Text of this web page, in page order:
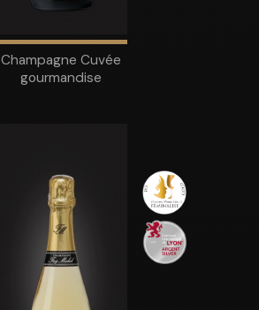
Champagne Cuvée
gourmandise